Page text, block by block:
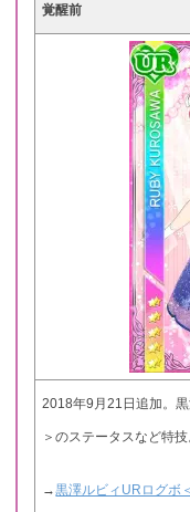
覚醒前
2018年9月21日追加。
＞のステータスなど特技
→黒澤ルビィURログボ